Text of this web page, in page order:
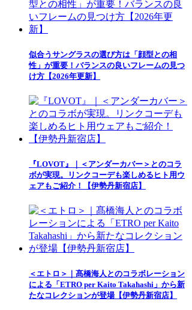
似合うサングラスの選び方は「顔型との相
性」が重要！バランスの良いフレームの見つ
け方【2026年更新】
『LOVOT』｜＜アンダーカバー＞とのコラ
ボが実現。リンクコーデも楽しめるヒト用ウ
ェアもご紹介！【伊勢丹新宿店】
＜エトロ＞｜髙橋海人とのコラボレーション
による「ETRO per Kaito Takahashi」から新
たなコレクションが登場【伊勢丹新宿店】